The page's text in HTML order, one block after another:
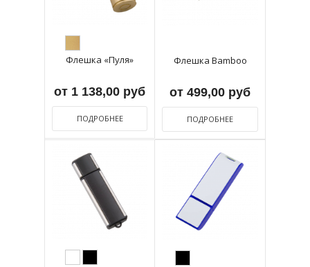
Флешка «Пуля»
от 1 138,00 руб
ПОДРОБНЕЕ
Флешка Bamboo
от 499,00 руб
ПОДРОБНЕЕ